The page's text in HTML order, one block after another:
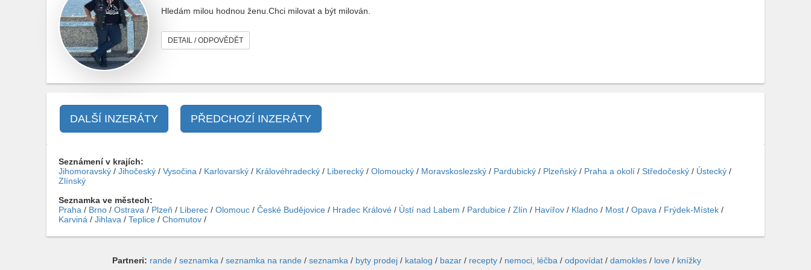
Hledám milou hodnou ženu.Chci milovat a být milován.
DETAIL / ODPOVĚDĚT
DALŠÍ INZERÁTY PŘEDCHOZÍ INZERÁTY
Seznámení v krajích:
Jihomoravský / Jihočeský / Vysočina / Karlovarský / Královéhradecký / Liberecký / Olomoucký / Moravskoslezský / Pardubický / Plzeňský / Praha a okolí / Středočeský / Ústecký /
Zlínský
Seznamka ve městech:
Praha / Brno / Ostrava / Plzeň / Liberec / Olomouc / České Budějovice / Hradec Králové / Ústí nad Labem / Pardubice / Zlín / Havířov / Kladno / Most / Opava / Frýdek-Místek /
Karviná / Jihlava / Teplice / Chomutov /
Partneri: rande / seznamka / seznamka na rande / seznamka / byty prodej / katalog / bazar / recepty / nemoci, léčba / odpovídat / damokles / love / knížky